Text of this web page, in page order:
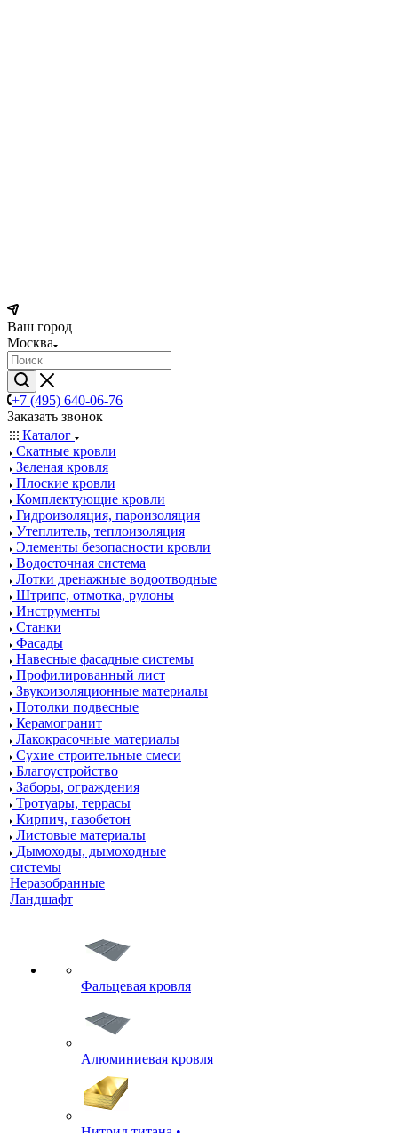
Ваш город
Москва
+7 (495) 640-06-76
Заказать звонок
Каталог
Скатные кровли
Зеленая кровля
Плоские кровли
Комплектующие кровли
Гидроизоляция, пароизоляция
Утеплитель, теплоизоляция
Элементы безопасности кровли
Водосточная система
Лотки дренажные водоотводные
Штрипс, отмотка, рулоны
Инструменты
Станки
Фасады
Навесные фасадные системы
Профилированный лист
Звукоизоляционные материалы
Потолки подвесные
Керамогранит
Лакокрасочные материалы
Сухие строительные смеси
Благоустройство
Заборы, ограждения
Тротуары, террасы
Кирпич, газобетон
Листовые материалы
Дымоходы, дымоходные
системы
Неразобранные
Ландшафт
Фальцевая кровля
Алюминиевая кровля